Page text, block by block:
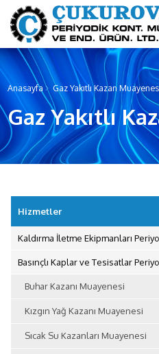
Anasayfa Gaz Yakıtlı Kazan
Gaz Yakıtlı
Hizmetler
Kaldırma İletme Ekipmanları
Basınçlı Kaplar ve Tesisatlar
Buhar Kazanı Muayenesi
Kızgın Yağ Kazanı Muayenesi
Sıcak Su Kazanları Muayenesi